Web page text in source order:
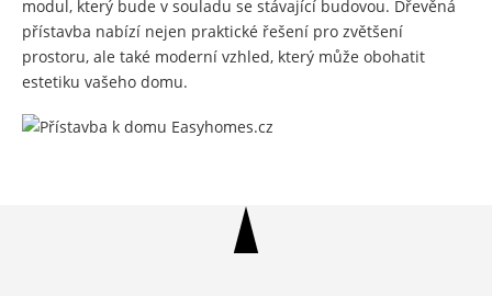
modul, který bude v souladu se stávající budovou. Dřevěná
přístavba nabízí nejen praktické řešení pro zvětšení
prostoru, ale také moderní vzhled, který může obohatit
estetiku vašeho domu.